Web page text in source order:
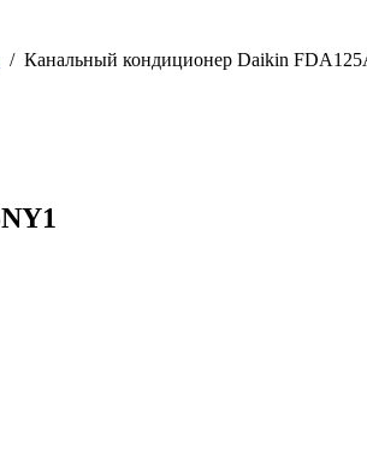
/ Канальный кондиционер Daikin